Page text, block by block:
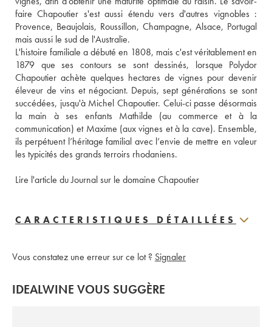
faire Chapoutier s'est aussi étendu vers d'autres vignobles :
Provence, Beaujolais, Roussillon, Champagne, Alsace, Portugal
mais aussi le sud de l'Australie.
L'histoire familiale a débuté en 1808, mais c'est véritablement en
1879 que ses contours se sont dessinés, lorsque Polydor
Chapoutier achète quelques hectares de vignes pour devenir
éleveur de vins et négociant. Depuis, sept générations se sont
succédées, jusqu'à Michel Chapoutier. Celui-ci passe désormais
la main à ses enfants Mathilde (au commerce et à la
communication) et Maxime (aux vignes et à la cave). Ensemble,
ils perpétuent l’héritage familial avec l’envie de mettre en valeur
les typicités des grands terroirs rhodaniens.
Lire l'article du Journal sur le domaine Chapoutier
CARACTERISTIQUES DÉTAILLÉES
Vous constatez une erreur sur ce lot ? Signaler
IDEALWINE VOUS SUGGÈRE